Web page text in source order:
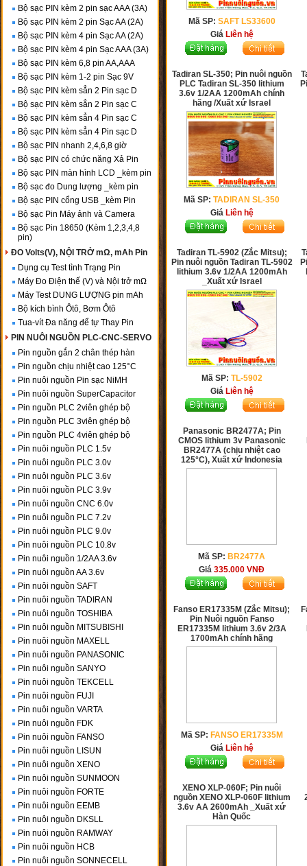
Bộ sạc PIN kèm 2 pin sạc AAA (3A)
Bộ sạc PIN kèm 2 pin Sạc AA (2A)
Bộ sạc PIN kèm 4 pin Sạc AA (2A)
Bộ sạc PIN kèm 4 pin Sạc AAA (3A)
Bộ sạc PIN kèm 6,8 pin AA,AAA
Bộ sạc PIN kèm 1-2 pin Sạc 9V
Bộ sạc PIN kèm sẳn 2 Pin sạc D
Bộ sạc PIN kèm sẳn 2 Pin sạc C
Bộ sạc PIN kèm sẳn 4 Pin sạc C
Bộ sạc PIN kèm sẳn 4 Pin sạc D
Bộ sạc PIN nhanh 2,4,6,8 giờ
Bộ sạc PIN có chức năng Xả Pin
Bộ sạc PIN màn hình LCD _kèm pin
Bộ sạc đo Dung lượng _kèm pin
Bộ sạc PIN cổng USB _kèm Pin
Bộ sạc Pin Máy ảnh và Camera
Bộ sạc Pin 18650 (Kèm 1,2,3,4,8
pin)
ĐO Volts(V), NỘI TRỞ mΩ, mAh Pin
Dụng cụ Test tình Trạng Pin
Máy Đo Điện thế (V) và Nội trở mΩ
Máy Test DUNG LƯỢNG pin mAh
Bộ kích bình Ôtô, Bơm Ôtô
Tua-vít Đa năng để tự Thay Pin
PIN NUÔI NGUỒN PLC-CNC-SERVO
Pin nguồn gắn 2 chân thép hàn
Pin nguồn chịu nhiệt cao 125°C
Pin nuôi nguồn Pin sạc NiMH
Pin nuôi nguồn SuperCapacitor
Pin nguồn PLC 2viên ghép bộ
Pin nguồn PLC 3viên ghép bộ
Pin nguồn PLC 4viên ghép bộ
Pin nuôi nguồn PLC 1.5v
Pin nuôi nguồn PLC 3.0v
Pin nuôi nguồn PLC 3.6v
Pin nuôi nguồn PLC 3.9v
Pin nuôi nguồn CNC 6.0v
Pin nuôi nguồn PLC 7.2v
Pin nuôi nguồn PLC 9.0v
Pin nuôi nguồn PLC 10.8v
Pin nuôi nguồn 1/2AA 3.6v
Pin nuôi nguồn AA 3.6v
Pin nuôi nguồn SAFT
Pin nuôi nguồn TADIRAN
Pin nuôi nguồn TOSHIBA
Pin nuôi nguồn MITSUBISHI
Pin nuôi nguồn MAXELL
Pin nuôi nguồn PANASONIC
Pin nuôi nguồn SANYO
Pin nuôi nguồn TEKCELL
Pin nuôi nguồn FUJI
Pin nuôi nguồn VARTA
Pin nuôi nguồn FDK
Pin nuôi nguồn FANSO
Pin nuôi nguồn LISUN
Pin nuôi nguồn XENO
Pin nuôi nguồn SUNMOON
Pin nuôi nguồn FORTE
Pin nuôi nguồn EEMB
Pin nuôi nguồn DKSLL
Pin nuôi nguồn RAMWAY
Pin nuôi nguồn HCB
Pin nuôi nguồn SONNECELL
Mã SP: SAFT LS33600
Giá Liên hệ
Tadiran SL-350; Pin nuôi nguồn
PLC Tadiran SL-350 lithium
3.6v 1/2AA 1200mAh chính
hãng /Xuất xứ Israel
Mã SP:TADIRAN SL-350
Giá Liên hệ
Tadiran TL-5902 (Zắc Mitsu);
Pin nuôi nguồn Tadiran TL-5902
lithium 3.6v 1/2AA 1200mAh
_Xuất xứ Israel
Mã SP: TL-5902
Giá Liên hệ
Panasonic BR2477A; Pin
CMOS lithium 3v Panasonic
BR2477A (chịu nhiệt cao
125°C), Xuất xứ Indonesia
Mã SP: BR2477A
Giá335.000VNĐ
Fanso ER17335M (Zắc Mitsu);
Pin Nuôi nguồn Fanso
ER17335M lithium 3.6v 2/3A
1700mAh chính hãng
Mã SP: FANSO ER17335M
Giá Liên hệ
XENO XLP-060F; Pin nuôi
nguồn XENO XLP-060F lithium
3.6v AA 2600mAh _Xuất xứ
Hàn Quốc